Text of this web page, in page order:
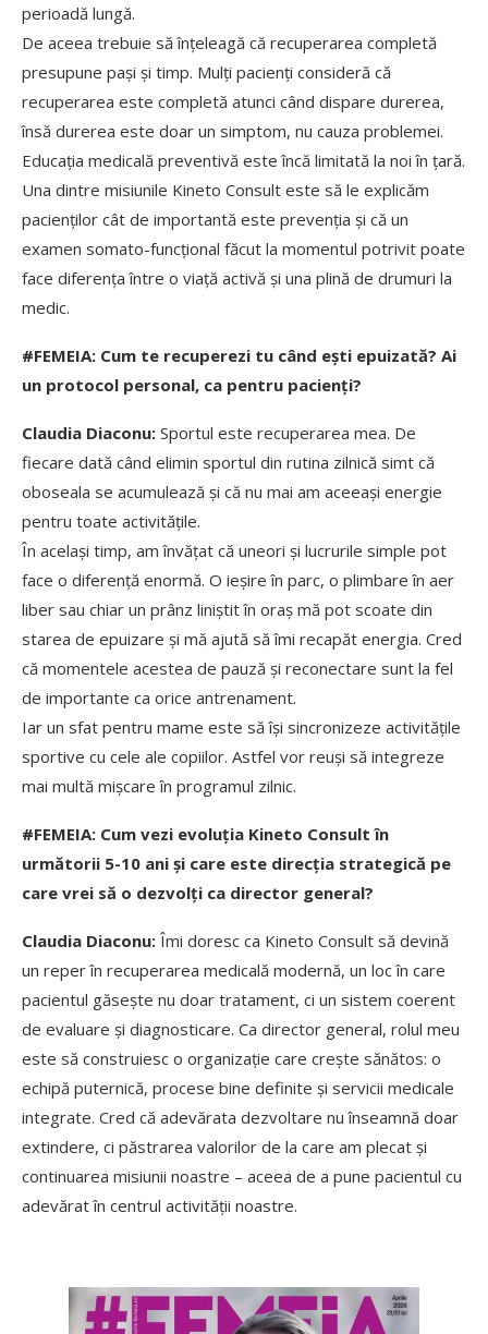
perioadă lungă.
De aceea trebuie să înțeleagă că recuperarea completă
presupune pași și timp. Mulți pacienți consideră că
recuperarea este completă atunci când dispare durerea,
însă durerea este doar un simptom, nu cauza problemei.
Educația medicală preventivă este încă limitată la noi în țară.
Una dintre misiunile Kineto Consult este să le explicăm
pacienților cât de importantă este prevenția și că un
examen somato-funcțional făcut la momentul potrivit poate
face diferența între o viață activă și una plină de drumuri la
medic.
#FEMEIA: Cum te recuperezi tu când ești epuizată? Ai
un protocol personal, ca pentru pacienți?
Claudia Diaconu: Sportul este recuperarea mea. De
fiecare dată când elimin sportul din rutina zilnică simt că
oboseala se acumulează și că nu mai am aceeași energie
pentru toate activitățile.
În același timp, am învățat că uneori și lucrurile simple pot
face o diferență enormă. O ieșire în parc, o plimbare în aer
liber sau chiar un prânz liniștit în oraș mă pot scoate din
starea de epuizare și mă ajută să îmi recapăt energia. Cred
că momentele acestea de pauză și reconectare sunt la fel
de importante ca orice antrenament.
Iar un sfat pentru mame este să își sincronizeze activitățile
sportive cu cele ale copiilor. Astfel vor reuși să integreze
mai multă mișcare în programul zilnic.
#FEMEIA: Cum vezi evoluția Kineto Consult în
următorii 5-10 ani și care este direcția strategică pe
care vrei să o dezvolți ca director general?
Claudia Diaconu: Îmi doresc ca Kineto Consult să devină
un reper în recuperarea medicală modernă, un loc în care
pacientul găsește nu doar tratament, ci un sistem coerent
de evaluare și diagnosticare. Ca director general, rolul meu
este să construiesc o organizație care crește sănătos: o
echipă puternică, procese bine definite și servicii medicale
integrate. Cred că adevărata dezvoltare nu înseamnă doar
extindere, ci păstrarea valorilor de la care am plecat și
continuarea misiunii noastre – aceea de a pune pacientul cu
adevărat în centrul activității noastre.